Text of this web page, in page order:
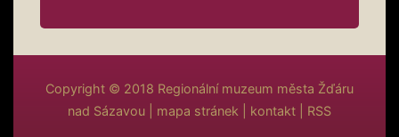
Copyright © 2018 Regionální muzeum města Žďáru
nad Sázavou
mapa stránek kontakt RSS